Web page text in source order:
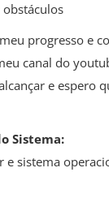
progresso e
canal do
e espero
Sistema:
e sistema